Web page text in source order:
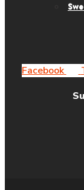
Facebook